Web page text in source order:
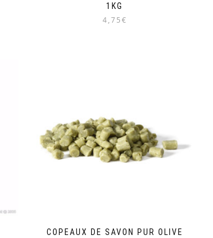
1KG
4,75€
COPEAUX DE SAVON PUR OLIVE